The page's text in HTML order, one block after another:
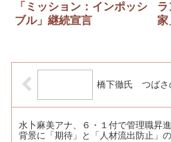
「ミッション：インポッシ
ブル」継続宣言
ラ
家
橋下徹氏 つばさ
水卜麻美アナ、６・１付で管理職昇
背景に「期待」と「人材流出防止」